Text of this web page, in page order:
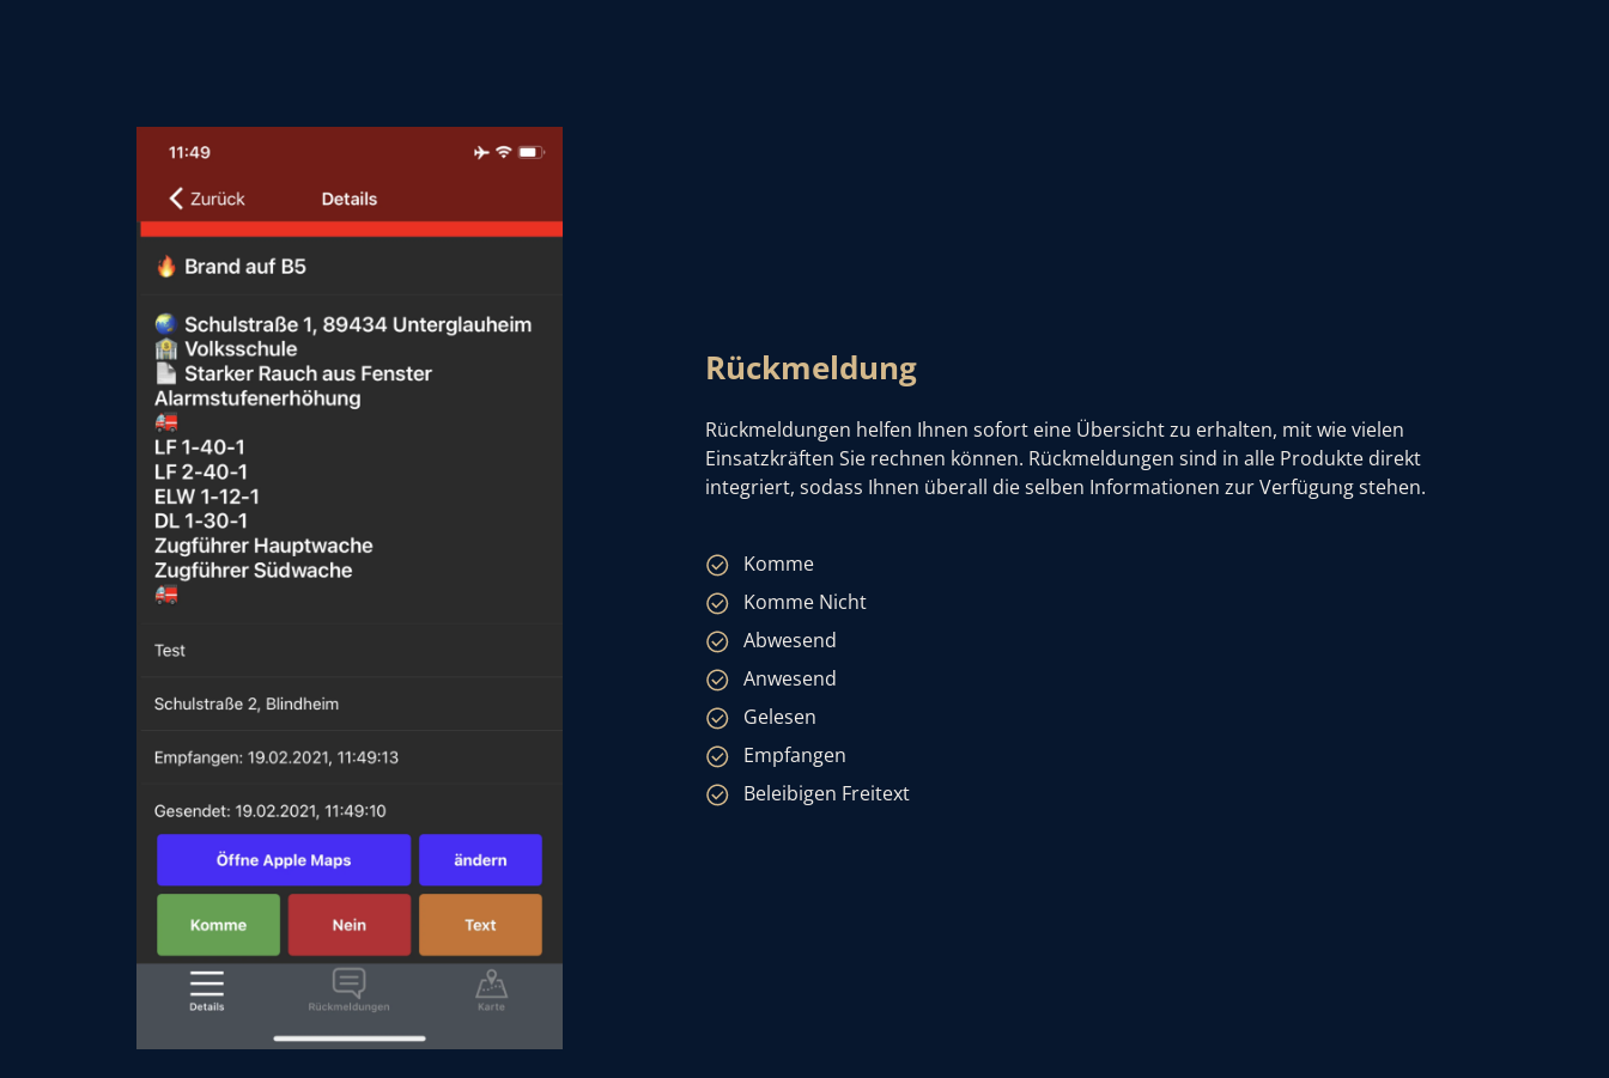
Rückmeldung
Rückmeldungen helfen Ihnen sofort eine Übersicht zu erhalten, mit wie vielen
Einsatzkräften Sie rechnen können. Rückmeldungen sind in alle Produkte direkt
integriert, sodass Ihnen überall die selben Informationen zur Verfügung stehen.
Komme
Komme Nicht
Abwesend
Anwesend
Gelesen
Empfangen
Beleibigen Freitext